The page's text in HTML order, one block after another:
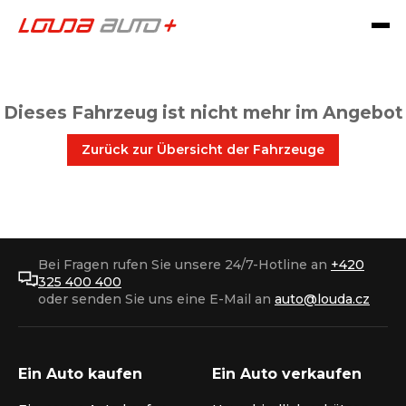
Dieses Fahrzeug ist nicht mehr im Angebot
Zurück zur Übersicht der Fahrzeuge
Bei Fragen rufen Sie unsere 24/7-Hotline an +420
325 400 400
oder senden Sie uns eine E-Mail an auto@louda.cz
Ein Auto kaufen Ein Auto verkaufen